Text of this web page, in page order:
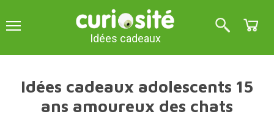
Idées cadeaux
Idées cadeaux adolescents 15
ans amoureux des chats